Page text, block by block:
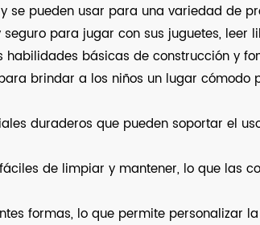
se pueden usar para una variedad de
para jugar con sus juguetes,
básicas de construcción y
brindar a los niños un lugar
duraderos que pueden soportar el
de limpiar y mantener, lo que las
formas, lo que permite personalizar